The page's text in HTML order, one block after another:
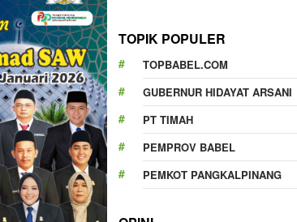
TOPIK POPULER
TOPBABEL.COM
GUBERNUR HIDAYAT ARSANI
PT TIMAH
PEMPROV BABEL
PEMKOT PANGKALPINANG